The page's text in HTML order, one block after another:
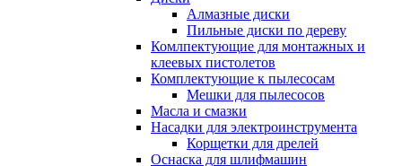
Алмазные диски
Пильные диски по дереву
Комлпектующие для монтажных и
клеевых пистолетов
Комплектующие к пылесосам
Мешки для пылесосов
Масла и смазки
Насадки для электроинструмента
Корщетки для дрелей
Оснаска для шлифмашин